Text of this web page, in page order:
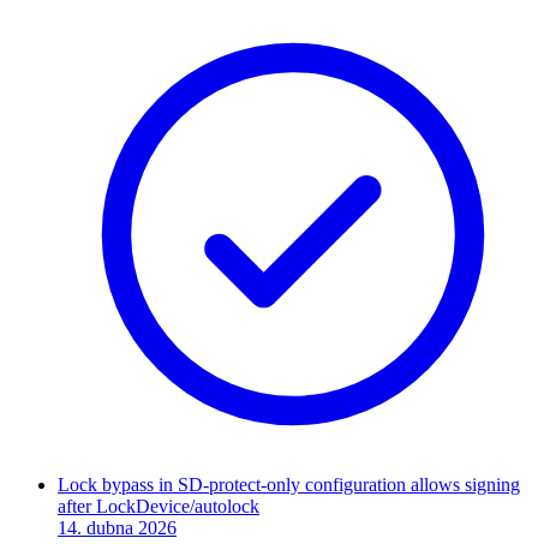
Lock bypass in SD-protect-only configuration allows signing
after LockDevice/autolock
14. dubna 2026